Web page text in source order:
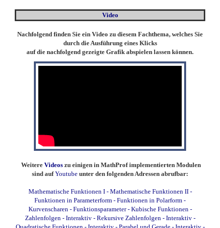
Video
Nachfolgend finden Sie ein Video zu diesem Fachthema, welches Sie
durch die Ausführung eines Klicks
auf die nachfolgend gezeigte Grafik abspielen lassen können.
Weitere Videos zu einigen in MathProf implementierten Modulen
sind aufYoutube unter den folgenden Adressen abrufbar:
Mathematische Funktionen I- Mathematische Funktionen II-
Funktionen in Parameterform - Funktionen in Polarform -
Kurvenscharen - Funktionsparameter- Kubische Funktionen -
Zahlenfolgen - Interaktiv- Rekursive Zahlenfolgen - Interaktiv-